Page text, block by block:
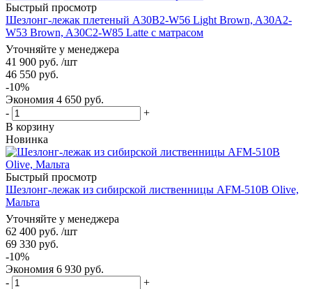
Быстрый просмотр
Шезлонг-лежак плетеный A30B2-W56 Light Brown, A30A2-
W53 Brown, A30C2-W85 Latte с матрасом
Уточняйте у менеджера
41 900 руб. /шт
46 550 руб.
-10%
Экономия 4 650 руб.
-
+
В корзину
Новинка
Быстрый просмотр
Шезлонг-лежак из сибирской лиственницы AFM-510B Olive,
Мальта
Уточняйте у менеджера
62 400 руб. /шт
69 330 руб.
-10%
Экономия 6 930 руб.
-
+